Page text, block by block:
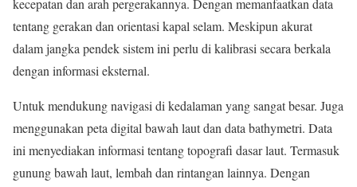
kecepatan dan arah pergerakannya. Dengan memanfaatkan data
tentang gerakan dan orientasi kapal selam. Meskipun akurat
dalam jangka pendek sistem ini perlu di kalibrasi secara berkala
dengan informasi eksternal.
Untuk mendukung navigasi di kedalaman yang sangat besar. Juga
menggunakan peta digital bawah laut dan data bathymetri. Data
ini menyediakan informasi tentang topografi dasar laut. Termasuk
gunung bawah laut, lembah dan rintangan lainnya. Dengan